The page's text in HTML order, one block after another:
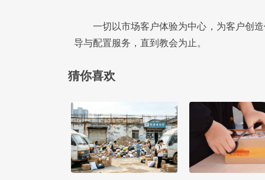
一切以市场客户体验为中心，为客户创
导与配置服务，直到教会为止。
猜你喜欢